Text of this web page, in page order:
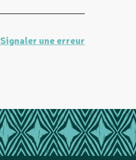
Signaler une erreur